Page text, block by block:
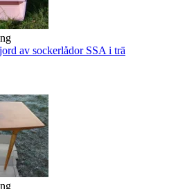
av sockerlådor SSA i trä